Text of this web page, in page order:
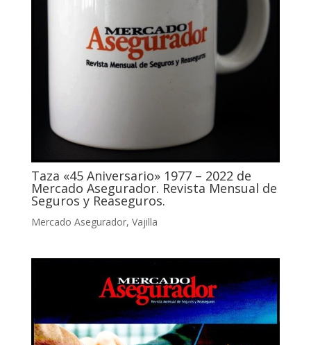
Taza «45 Aniversario» 1977 – 2022 de
Mercado Asegurador. Revista Mensual de
Seguros y Reaseguros.
Mercado Asegurador, Vajilla